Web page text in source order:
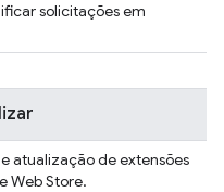
solicitações em
atualização de extensões
Web Store.